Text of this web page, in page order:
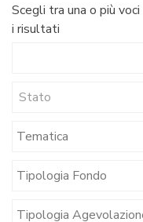
Scegli tra una o più
i risultati
Stato